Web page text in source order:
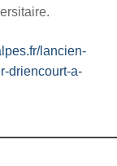
lancien-
driencourt-a-